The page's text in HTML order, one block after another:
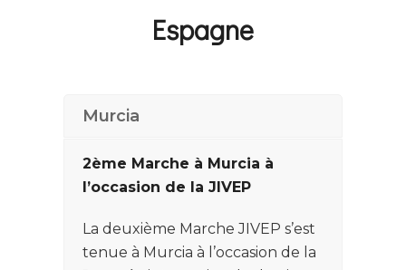
Espagne
Murcia
2ème Marche à Murcia à
l’occasion de la JIVEP
La deuxième Marche JIVEP s’est
tenue à Murcia à l’occasion de la